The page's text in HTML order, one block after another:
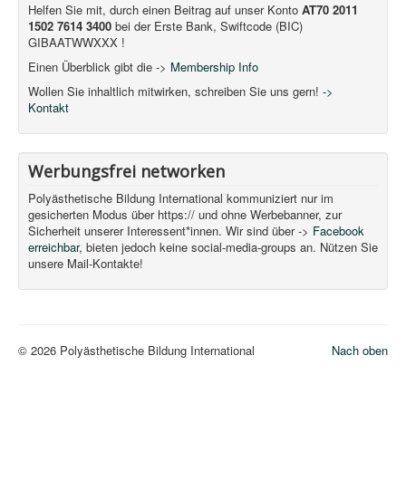
Helfen Sie mit, durch einen Beitrag auf unser Konto AT70 2011
1502 7614 3400 bei der Erste Bank, Swiftcode (BIC)
GIBAATWWXXX !
Einen Überblick gibt die -> Membership Info
Wollen Sie inhaltlich mitwirken, schreiben Sie uns gern! ->
Kontakt
Werbungsfrei networken
Polyästhetische Bildung International kommuniziert nur im
gesicherten Modus über https:// und ohne Werbebanner, zur
Sicherheit unserer Interessent*innen. Wir sind über -> Facebook
erreichbar, bieten jedoch keine social-media-groups an. Nützen Sie
unsere Mail-Kontakte!
Nach oben
© 2026 Polyästhetische Bildung International